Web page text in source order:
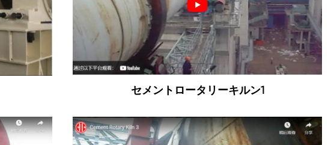
セメントロータリーキルン1